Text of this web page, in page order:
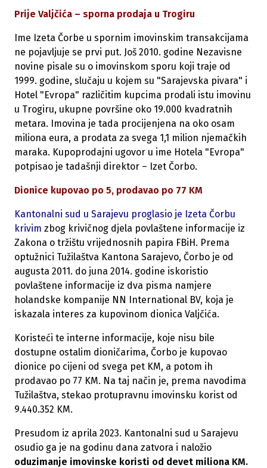
Prije Valjčića – sporna prodaja u Trogiru
Ime Izeta Čorbe u spornim imovinskim transakcijama
ne pojavljuje se prvi put. Još 2010. godine Nezavisne
novine pisale su o imovinskom sporu koji traje od
1999. godine, slučaju u kojem su "Sarajevska pivara" i
Hotel "Evropa" različitim kupcima prodali istu imovinu
u Trogiru, ukupne površine oko 19.000 kvadratnih
metara. Imovina je tada procijenjena na oko osam
miliona eura, a prodata za svega 1,1 milion njemačkih
maraka. Kupoprodajni ugovor u ime Hotela "Evropa"
potpisao je tadašnji direktor – Izet Čorbo.
Dionice kupovao po 5, prodavao po 77 KM
Kantonalni sud u Sarajevu proglasio je Izeta Čorbu
krivim zbog krivičnog djela povlaštene informacije iz
Zakona o tržištu vrijednosnih papira FBiH. Prema
optužnici Tužilaštva Kantona Sarajevo, Čorbo je od
augusta 2011. do juna 2014. godine iskoristio
povlaštene informacije iz dva pisma namjere
holandske kompanije NN International BV, koja je
iskazala interes za kupovinom dionica Valjčića.
Koristeći te interne informacije, koje nisu bile
dostupne ostalim dioničarima, Čorbo je kupovao
dionice po cijeni od svega pet KM, a potom ih
prodavao po 77 KM. Na taj način je, prema navodima
Tužilaštva, stekao protupravnu imovinsku korist od
9.440.352 KM.
Presudom iz aprila 2023. Kantonalni sud u Sarajevu
osudio ga je na godinu dana zatvora i naložio
oduzimanje imovinske koristi od devet miliona KM.